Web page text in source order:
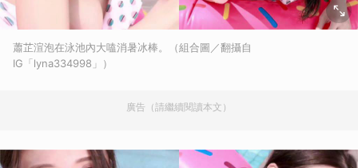
蕭芷渲泡在泳池內大嗑消暑冰棒。（組合圖／翻攝自
IG「lyna334998」）
廣告（請繼續閱讀本文）